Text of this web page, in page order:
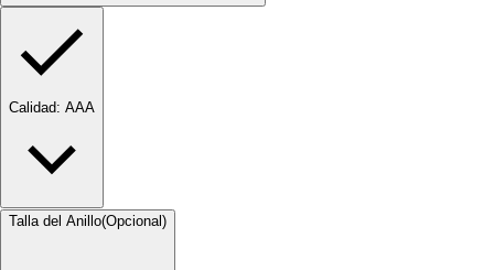
Calidad: AAA
Talla del Anillo(Opcional)